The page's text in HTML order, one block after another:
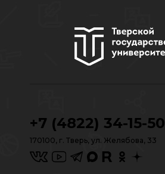
+7 (4822) 34-15-50
170100, г. Тверь, ул. Желябова, 33